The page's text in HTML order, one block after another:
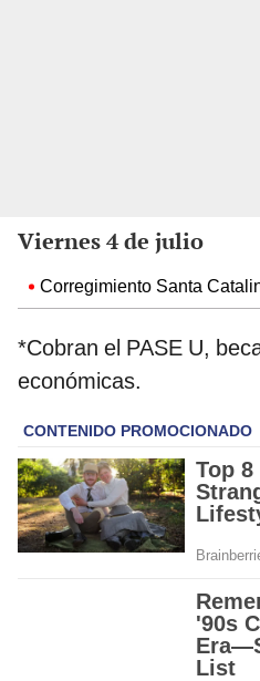
Viernes 4 de julio
Corregimiento Santa
*Cobran el PASE U,
económicas.